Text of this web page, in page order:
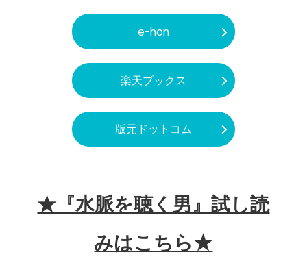
e-hon
楽天ブックス
版元ドットコム
★『水脈を聴く男』試し読
みはこちら★